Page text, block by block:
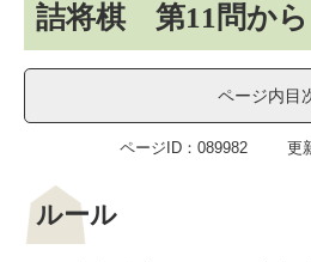
文詰将棋 第11問から
ページ内目
ページID：089982 更
ルール